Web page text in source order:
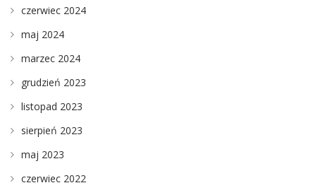
czerwiec 2024
maj 2024
marzec 2024
grudzień 2023
listopad 2023
sierpień 2023
maj 2023
czerwiec 2022